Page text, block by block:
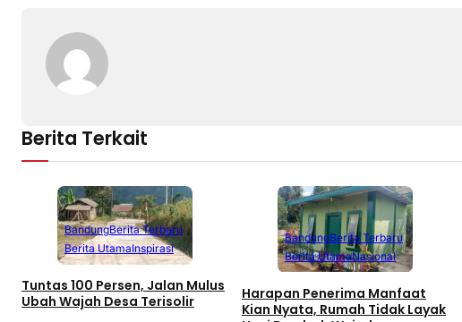
Berita Terkait
BandungBerita Terbaru
Berita UtamaInspirasi
Tuntas 100 Persen, Jalan Mulus
Ubah Wajah Desa Terisolir
BandungBerita Terbaru
Berita UtamaNasional
Harapan Penerima Manfaat
Kian Nyata, Rumah Tidak Layak